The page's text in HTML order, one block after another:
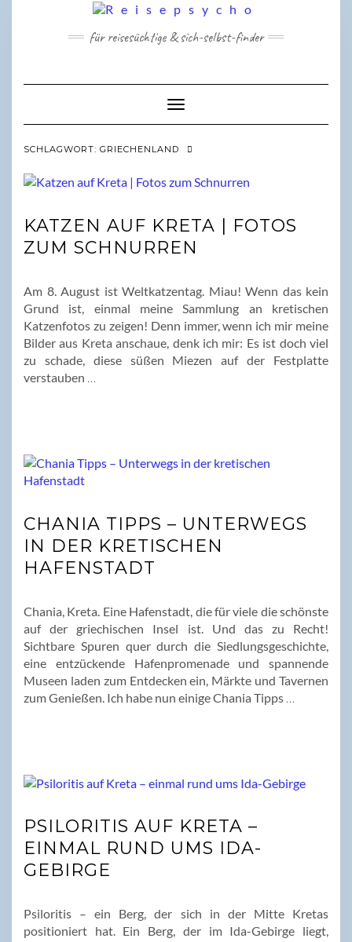
für reisesüchtige & sich-selbst-finder
Toggle Navigation
SCHLAGWORT: GRIECHENLAND
KATZEN AUF KRETA | FOTOS
ZUM SCHNURREN
Am 8. August ist Weltkatzentag. Miau! Wenn das kein
Grund ist, einmal meine Sammlung an kretischen
Katzenfotos zu zeigen! Denn immer, wenn ich mir meine
Bilder aus Kreta anschaue, denk ich mir: Es ist doch viel
zu schade, diese süßen Miezen auf der Festplatte
verstauben
CHANIA TIPPS – UNTERWEGS
IN DER KRETISCHEN
HAFENSTADT
Chania, Kreta. Eine Hafenstadt, die für viele die schönste
auf der griechischen Insel ist. Und das zu Recht!
Sichtbare Spuren quer durch die Siedlungsgeschichte,
eine entzückende Hafenpromenade und spannende
Museen laden zum Entdecken ein, Märkte und Tavernen
zum Genießen. Ich habe nun einige Chania Tipps
PSILORITIS AUF KRETA –
EINMAL RUND UMS IDA-
GEBIRGE
Psiloritis – ein Berg, der sich in der Mitte Kretas
positioniert hat. Ein Berg, der im Ida-Gebirge liegt,